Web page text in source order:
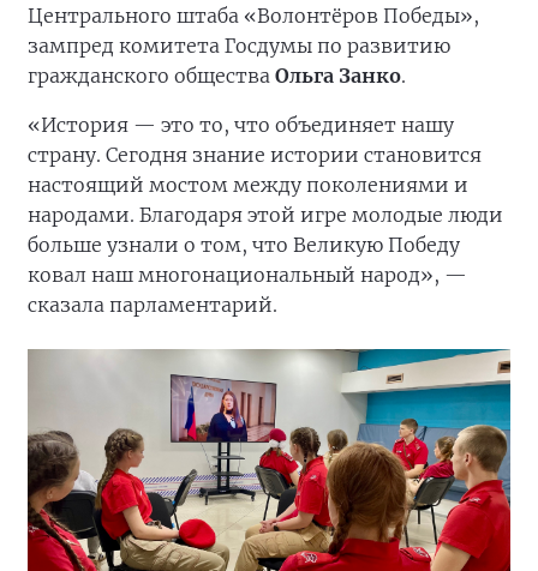
Центрального штаба «Волонтёров Победы»,
зампред комитета Госдумы по развитию
гражданского общества Ольга Занко.
«История — это то, что объединяет нашу
страну. Сегодня знание истории становится
настоящий мостом между поколениями и
народами. Благодаря этой игре молодые люди
больше узнали о том, что Великую Победу
ковал наш многонациональный народ», —
сказала парламентарий.